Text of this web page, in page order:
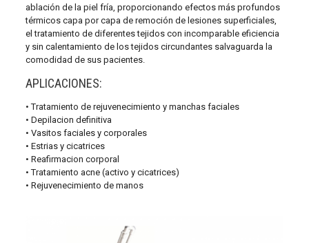
ablación de la piel fría, proporcionando efectos más profundos
térmicos capa por capa de remoción de lesiones superficiales,
el tratamiento de diferentes tejidos con incomparable eficiencia
y sin calentamiento de los tejidos circundantes salvaguarda la
comodidad de sus pacientes.
APLICACIONES:
• Tratamiento de rejuvenecimiento y manchas faciales
• Depilacion definitiva
• Vasitos faciales y corporales
• Estrias y cicatrices
• Reafirmacion corporal
• Tratamiento acne (activo y cicatrices)
• Rejuvenecimiento de manos